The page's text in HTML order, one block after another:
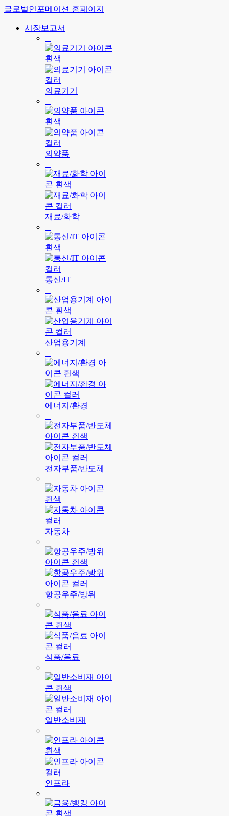
글로벌인포메이션 홈페이지
시장보고서
의료기기
의약품
재료/화학
통신/IT
산업용기계
에너지/환경
전자부품/반도체
자동차
항공우주/방위
식품/음료
일반소비재
인프라